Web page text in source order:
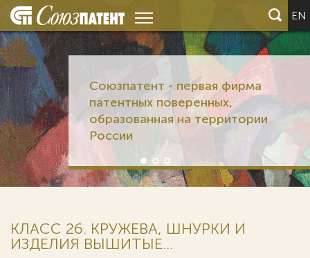
EN
Союзпатент - первая фирма
патентных поверенных,
образованная на территории
России
КЛАСС 26. КРУЖЕВА, ШНУРКИ И
ИЗДЕЛИЯ ВЫШИТЫЕ...